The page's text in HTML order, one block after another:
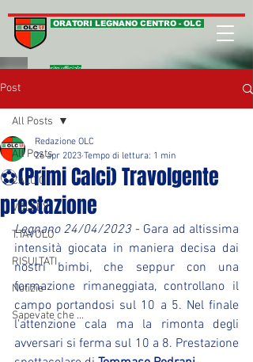
ORATORI LEGNANO CENTRO - OLC
sito ufficiale
Post
All Posts
CALCIO
VOLLEY
T.TAVOLO
RISULTATI
Notizie
Sapevate che ...
All Posts
⚽(Primi Calci) Travolgente
prestazione
Redazione OLC
26 apr 2023 Tempo di lettura: 1 min
Legnano 24/04/2023 - Gara ad altissima
intensità giocata in maniera decisa dai
nostri bimbi, che seppur con una
formazione rimaneggiata, controllano il
campo portandosi sul 10 a 5. Nel finale
l'attenzione cala ma la rimonta degli
avversari si ferma sul 10 a 8. Prestazione